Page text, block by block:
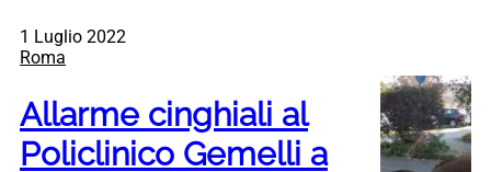
1 Luglio 2022
Roma
Allarme cinghiali al
Policlinico Gemelli a